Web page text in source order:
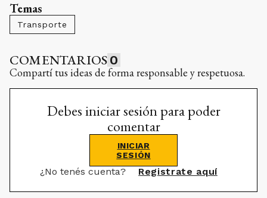
Temas
Transporte
COMENTARIOS 0
Compartí tus ideas de forma responsable y respetuosa.
Debes iniciar sesión para poder
comentar
INICIAR
SESIÓN
¿No tenés cuenta? Registrate aquí